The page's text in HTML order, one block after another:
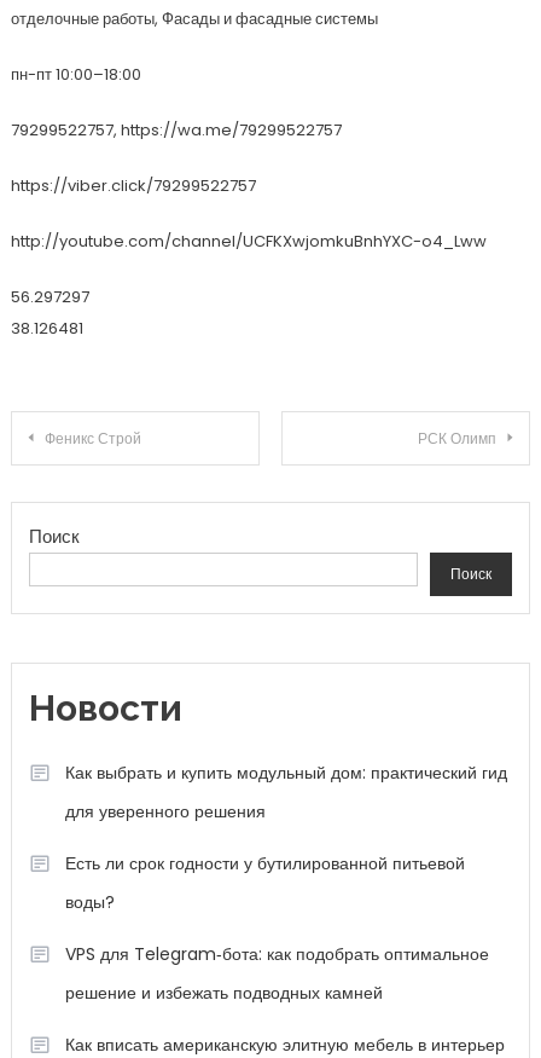
отделочные работы, Фасады и фасадные системы
пн-пт 10:00–18:00
79299522757, https://wa.me/79299522757
https://viber.click/79299522757
http://youtube.com/channel/UCFKXwjomkuBnhYXC-o4_Lww
56.297297
38.126481
Навигация по записям
Феникс Строй РСК Олимп
Поиск
Поиск
Новости
Как выбрать и купить модульный дом: практический гид
для уверенного решения
Есть ли срок годности у бутилированной питьевой
воды?
VPS для Telegram‑бота: как подобрать оптимальное
решение и избежать подводных камней
Как вписать американскую элитную мебель в интерьер